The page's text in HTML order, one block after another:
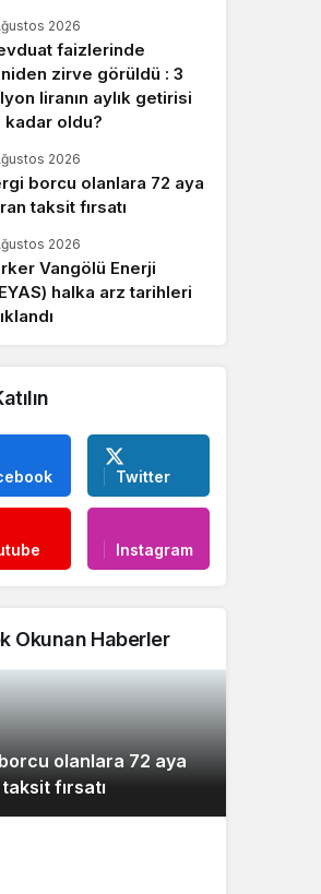
faizlerinde
zirve görüldü : 3
liranın aylık getirisi
kadar oldu?
2026
borcu olanlara 72 aya
taksit fırsatı
2026
Vangölü Enerji
halka arz tarihleri
2026
Twitter
Instagram
Okunan Haberler
olanlara 72 aya
fırsatı